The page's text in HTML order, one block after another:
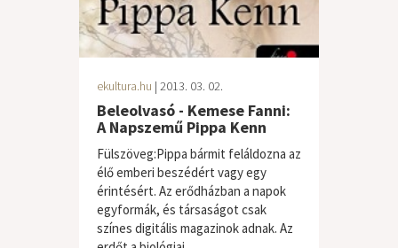
ekultura.hu | 2013. 03. 02.
Beleolvasó - Kemese Fanni:
A Napszemű Pippa Kenn
Fülszöveg:Pippa bármit feláldozna az
élő emberi beszédért vagy egy
érintésért. Az erődházban a napok
egyformák, és társaságot csak
színes digitális magazinok adnak. Az